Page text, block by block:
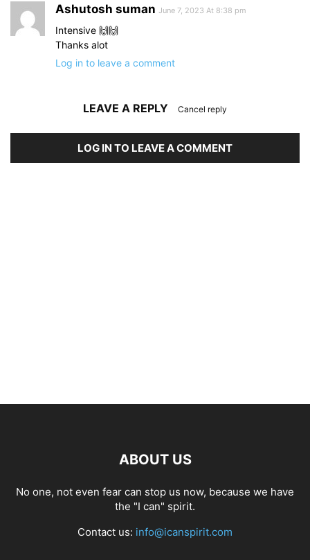
Ashutosh suman June 7, 2023 At 8:38 pm
Intensive 🙌🙌
Thanks alot
Log in to leave a comment
LEAVE A REPLY Cancel reply
LOG IN TO LEAVE A COMMENT
ABOUT US
No one, not even fear can stop us now, because we have
the "I can" spirit.
Contact us: info@icanspirit.com